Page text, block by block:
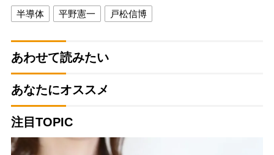
半導体 平野憲一 戸松信博
あわせて読みたい
あなたにオススメ
注目TOPIC